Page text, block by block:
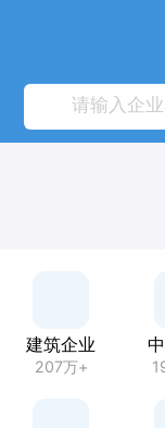
建筑企业
207万+